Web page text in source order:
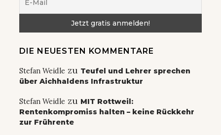
DIE NEUESTEN KOMMENTARE
Stefan Weidle zu Teufel und Lehrer sprechen
über Aichhaldens Infrastruktur
Stefan Weidle zu MIT Rottweil:
Rentenkompromiss halten – keine Rückkehr
zur Frührente